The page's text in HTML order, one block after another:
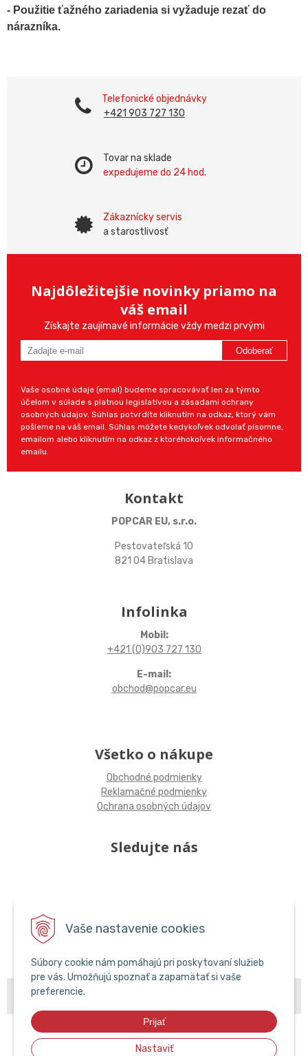
Vaše nastavenie cookies
Súbory cookie nám pomáhajú pri poskytovaní služieb
pre vás. Umožňujú spoznať a zapamätať si vaše
preferencie.
Prijať
Nastaviť
- Použitie ťažného zariadenia si vyžaduje rezať do
nárazníka.
Telefonické objednávky
+421 903 727 130
Tovar na sklade
expedujeme do 24 hod.
Zákaznícky servis
a starostlivosť
Najdôležitejšie novinky priamo na
váš email
Získajte zaujímavé informácie vždy medzi prvými
Odoberať
Vaše osobné údaje (email) budeme spracovávať len za týmto
účelom v súlade s platnou legislatívou a zásadami ochrany
osobných údajov. Súhlas potvrdíte kliknutím na odkaz, ktorý vám
pošleme na váš email. Súhlas môžete kedykoľvek odvolať písomne,
emailom alebo kliknutím na odkaz z ktoréhokoľvek informačného
emailu.
Kontakt
POPCAR EU, s.r.o.
Pestovateľská 10
821 04 Bratislava
Infolinka
Mobil:
+421 (0)903 727 130
E-mail:
obchod@popcar.eu
Všetko o nákupe
Obchodné podmienky
Reklamačné podmienky
Ochrana osobných údajov
Sledujte nás
© 2026 POPCAR EU •